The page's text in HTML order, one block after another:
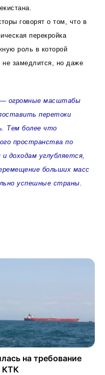
говорят о том, что в
перекройка
роль в которой
не замедлится, но даже
— огромные масштабы
перетоки
Тем более что
пространства по
доходам углубляется,
больших масс
успешные страны.
на требование
КТК